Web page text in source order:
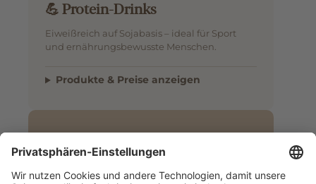
💪 Protein-Drinks
Eiweißreich auf Sojabasis – ideal für Sport
und ernährungsbewusste Menschen.
Produkte & Preise anzeigen
🍳 Cuisine
Verfeinern und Backen.